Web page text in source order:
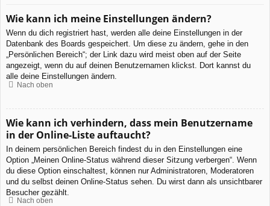
Wie kann ich meine Einstellungen ändern?
Wenn du dich registriert hast, werden alle deine Einstellungen in der
Datenbank des Boards gespeichert. Um diese zu ändern, gehe in den
„Persönlichen Bereich“; der Link dazu wird meist oben auf der Seite
angezeigt, wenn du auf deinen Benutzernamen klickst. Dort kannst du
alle deine Einstellungen ändern.
Nach oben
Wie kann ich verhindern, dass mein Benutzername
in der Online-Liste auftaucht?
In deinem persönlichen Bereich findest du in den Einstellungen eine
Option „Meinen Online-Status während dieser Sitzung verbergen“. Wenn
du diese Option einschaltest, können nur Administratoren, Moderatoren
und du selbst deinen Online-Status sehen. Du wirst dann als unsichtbarer
Besucher gezählt.
Nach oben